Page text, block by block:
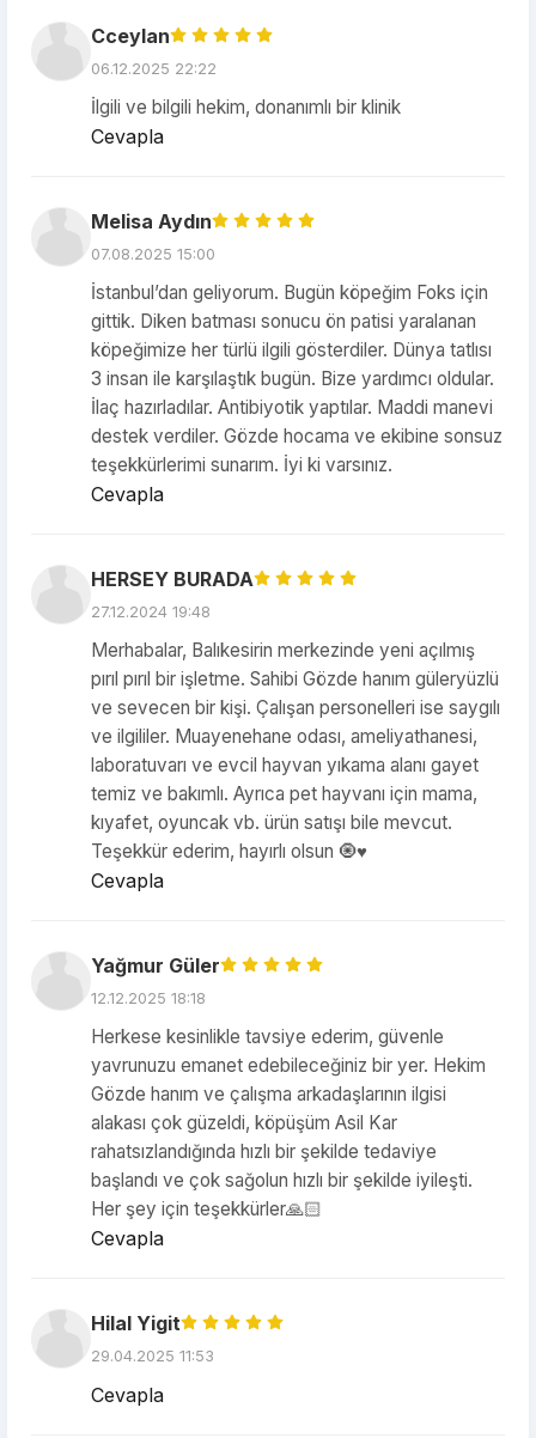
Cceylan
06.12.2025 22:22
İlgili ve bilgili hekim, donanımlı bir klinik
Cevapla
Melisa Aydın
07.08.2025 15:00
İstanbul’dan geliyorum. Bugün köpeğim Foks için
gittik. Diken batması sonucu ön patisi yaralanan
köpeğimize her türlü ilgili gösterdiler. Dünya tatlısı
3 insan ile karşılaştık bugün. Bize yardımcı oldular.
İlaç hazırladılar. Antibiyotik yaptılar. Maddi manevi
destek verdiler. Gözde hocama ve ekibine sonsuz
teşekkürlerimi sunarım. İyi ki varsınız.
Cevapla
HERSEY BURADA
27.12.2024 19:48
Merhabalar, Balıkesirin merkezinde yeni açılmış
pırıl pırıl bir işletme. Sahibi Gözde hanım güleryüzlü
ve sevecen bir kişi. Çalışan personelleri ise saygılı
ve ilgililer. Muayenehane odası, ameliyathanesi,
laboratuvarı ve evcil hayvan yıkama alanı gayet
temiz ve bakımlı. Ayrıca pet hayvanı için mama,
kıyafet, oyuncak vb. ürün satışı bile mevcut.
Teşekkür ederim, hayırlı olsun 🧿♥️
Cevapla
Yağmur Güler
12.12.2025 18:18
Herkese kesinlikle tavsiye ederim, güvenle
yavrunuzu emanet edebileceğiniz bir yer. Hekim
Gözde hanım ve çalışma arkadaşlarının ilgisi
alakası çok güzeldi, köpüşüm Asil Kar
rahatsızlandığında hızlı bir şekilde tedaviye
başlandı ve çok sağolun hızlı bir şekilde iyileşti.
Her şey için teşekkürler🙏🏻
Cevapla
Hilal Yigit
29.04.2025 11:53
Cevapla